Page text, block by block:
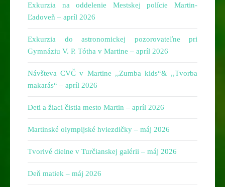
Exkurzia na oddelenie Mestskej polície Martin-
Ľadoveň – apríl 2026
Exkurzia do astronomickej pozorovateľne pri
Gymnáziu V. P. Tótha v Martine – apríl 2026
Návšteva CVČ v Martine ,,Zumba kids“& ,,Tvorba
makarás“ – apríl 2026
Deti a žiaci čistia mesto Martin – apríl 2026
Martinské olympijské hviezdičky – máj 2026
Tvorivé dielne v Turčianskej galérii – máj 2026
Deň matiek – máj 2026